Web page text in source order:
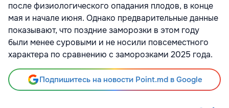
после физиологического опадания плодов, в конце
мая и начале июня. Однако предварительные данные
показывают, что поздние заморозки в этом году
были менее суровыми и не носили повсеместного
характера по сравнению с заморозками 2025 года.
Подпишитесь на новости Point.md в Google